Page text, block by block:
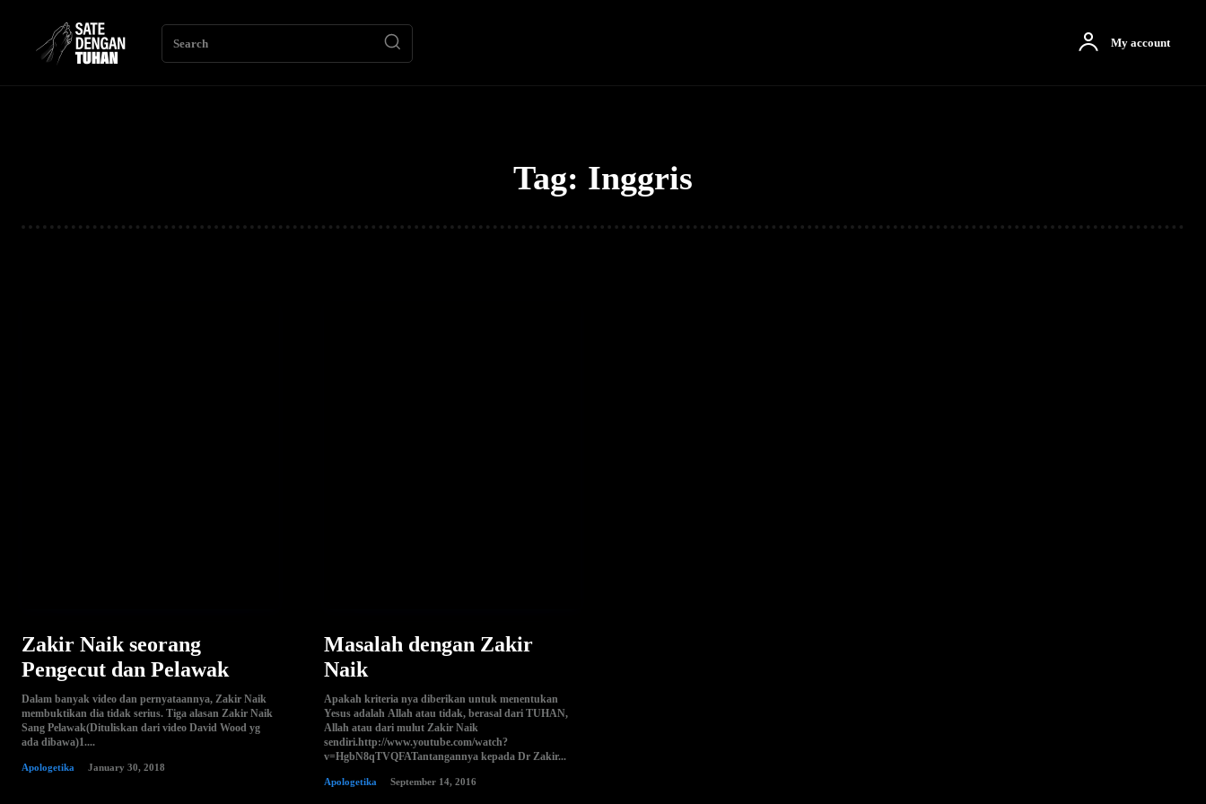
Search My account
Tag: Inggris
Zakir Naik seorang
Pengecut dan Pelawak
Dalam banyak video dan pernyataannya, Zakir Naik
membuktikan dia tidak serius. Tiga alasan Zakir Naik
Sang Pelawak(Dituliskan dari video David Wood yg
ada dibawa)1....
Apologetika January 30, 2018
Masalah dengan Zakir
Naik
Apakah kriteria nya diberikan untuk menentukan
Yesus adalah Allah atau tidak, berasal dari TUHAN,
Allah atau dari mulut Zakir Naik
sendiri.http://www.youtube.com/watch?
v=HgbN8qTVQFATantangannya kepada Dr Zakir...
Apologetika September 14, 2016